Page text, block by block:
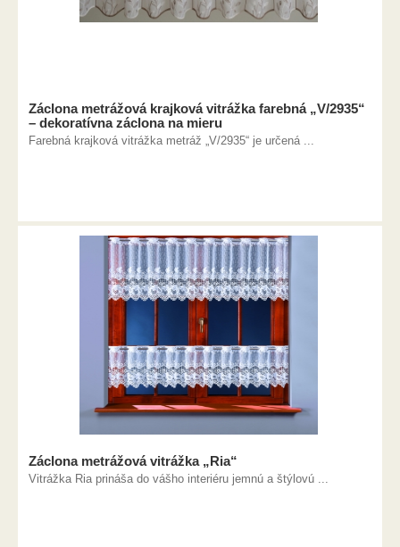
Záclona metrážová krajková vitrážka farebná „V/2935“
– dekoratívna záclona na mieru
Farebná krajková vitrážka metráž „V/2935“ je určená ...
Záclona metrážová vitrážka „Ria“
Vitrážka Ria prináša do vášho interiéru jemnú a štýlovú ...